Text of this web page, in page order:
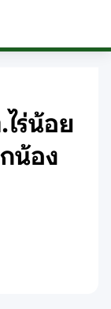
ร่น้อย
น้อง